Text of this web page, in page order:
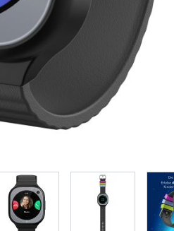
imageView larger imageView larger